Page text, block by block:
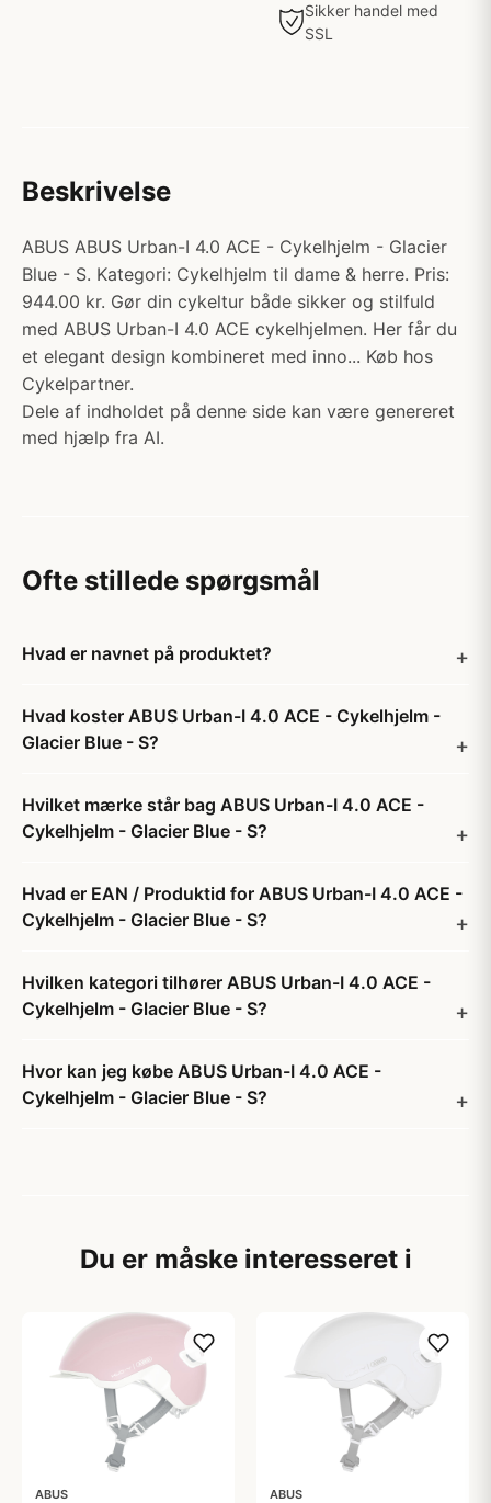
Sikker handel med
SSL
Beskrivelse
ABUS ABUS Urban-I 4.0 ACE - Cykelhjelm - Glacier
Blue - S. Kategori: Cykelhjelm til dame & herre. Pris:
944.00 kr. Gør din cykeltur både sikker og stilfuld
med ABUS Urban-I 4.0 ACE cykelhjelmen. Her får du
et elegant design kombineret med inno... Køb hos
Cykelpartner.
Dele af indholdet på denne side kan være genereret
med hjælp fra AI.
Ofte stillede spørgsmål
Hvad er navnet på produktet?
Hvad koster ABUS Urban-I 4.0 ACE - Cykelhjelm -
Glacier Blue - S?
Hvilket mærke står bag ABUS Urban-I 4.0 ACE -
Cykelhjelm - Glacier Blue - S?
Hvad er EAN / Produktid for ABUS Urban-I 4.0 ACE -
Cykelhjelm - Glacier Blue - S?
Hvilken kategori tilhører ABUS Urban-I 4.0 ACE -
Cykelhjelm - Glacier Blue - S?
Hvor kan jeg købe ABUS Urban-I 4.0 ACE -
Cykelhjelm - Glacier Blue - S?
Du er måske interesseret i
ABUS ABUS